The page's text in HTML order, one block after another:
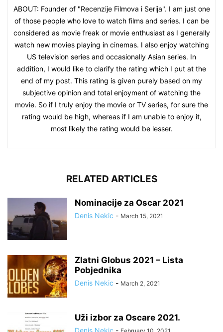
ABOUT: Founder of "Recenzije Filmova i Serija". I am just one
of those people who love to watch films and series. I can be
considered as movie freak or movie enthusiast as I generally
watch new movies playing in cinemas. I also enjoy watching
US television series and occasionally Asian series. In
addition, I would like to clarify the rating which I put at the
end of my post. This rating is given purely based on my
subjective opinion and total enjoyment of watching the
movie. So if I truly enjoy the movie or TV series, for sure the
rating would be high, whereas if I am unable to enjoy it,
most likely the rating would be lesser.
RELATED ARTICLES
Nominacije za Oscar 2021
Denis Nekic - March 15, 2021
Zlatni Globus 2021 – Lista
Pobjednika
Denis Nekic - March 2, 2021
Uži izbor za Oscare 2021.